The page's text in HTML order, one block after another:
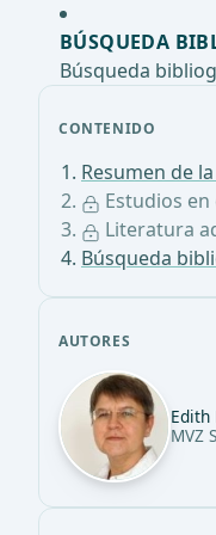
CONTENIDO
Resumen de
Estudios
Literatura
Búsqueda
AUTORES
Edith
MVZ
BÚSQUEDA
Búsqueda